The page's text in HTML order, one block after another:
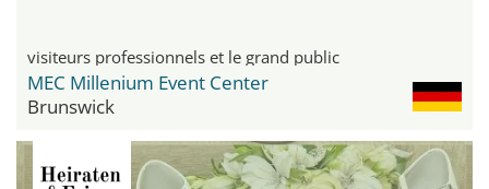
visiteurs professionnels et le grand public
MEC Millenium Event Center
Brunswick